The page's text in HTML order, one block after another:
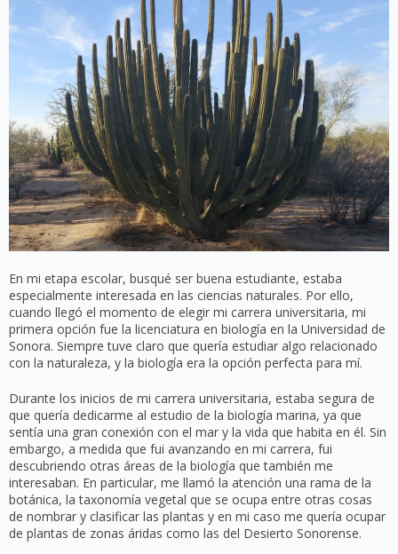
En mi etapa escolar, busqué ser buena estudiante, estaba
especialmente interesada en las ciencias naturales. Por ello,
cuando llegó el momento de elegir mi carrera universitaria, mi
primera opción fue la licenciatura en biología en la Universidad de
Sonora. Siempre tuve claro que quería estudiar algo relacionado
con la naturaleza, y la biología era la opción perfecta para mí.
Durante los inicios de mi carrera universitaria, estaba segura de
que quería dedicarme al estudio de la biología marina, ya que
sentía una gran conexión con el mar y la vida que habita en él. Sin
embargo, a medida que fui avanzando en mi carrera, fui
descubriendo otras áreas de la biología que también me
interesaban. En particular, me llamó la atención una rama de la
botánica, la taxonomía vegetal que se ocupa entre otras cosas
de nombrar y clasificar las plantas y en mi caso me quería ocupar
de plantas de zonas áridas como las del Desierto Sonorense.